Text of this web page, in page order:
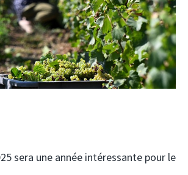
sera une année intéressante pour le